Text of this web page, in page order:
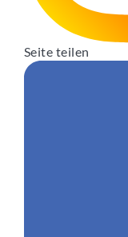
Seite teilen